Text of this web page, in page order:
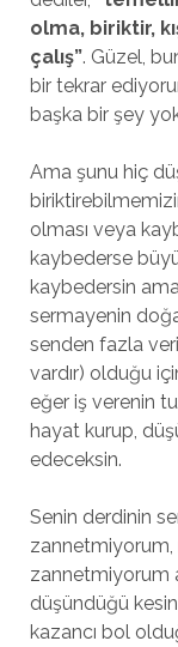
olma, biriktir,
çalış”. Güzel,
bir tekrar
başka bir şey
Ama şunu hiç
olması veya
kaybederse
kaybedersin
sermayenin
senden fazla
vardır) olduğu
eğer iş verenin
hayat kurup,
edeceksin.
Senin derdinin
zannetmiyorum,
zannetmiyorum
düşündüğü
kazancı bol